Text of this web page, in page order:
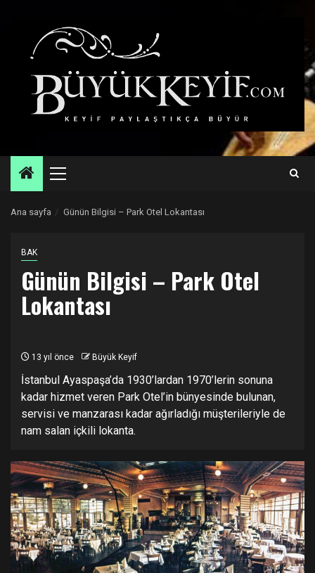
Primary
Ana sayfa Günün Bilgisi – Park Otel Lokantası
BAK
Günün Bilgisi – Park Otel
Lokantası
13 yıl önce Büyük Keyif
İstanbul Ayaspaşa’da 1930’lardan 1970’lerin sonuna
kadar hizmet veren Park Otel’in bünyesinde bulunan,
servisi ve manzarası kadar ağırladığı müşterileriyle de
nam salan içkili lokanta.